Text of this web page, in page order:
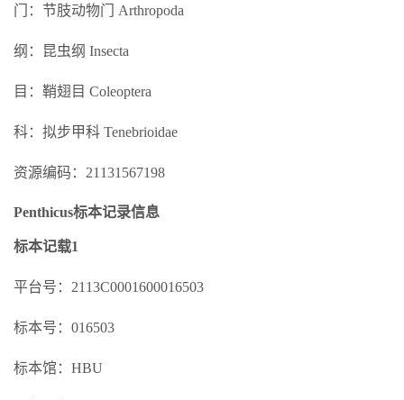
门：节肢动物门 Arthropoda
纲：昆虫纲 Insecta
目：鞘翅目 Coleoptera
科：拟步甲科 Tenebrioidae
资源编码：21131567198
Penthicus标本记录信息
标本记载1
平台号：2113C0001600016503
标本号：016503
标本馆：HBU